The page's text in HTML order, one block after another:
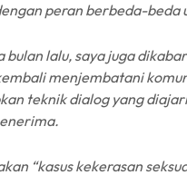
peran berbeda-beda
bulan lalu, saya juga
menjembatani
teknik dialog yang
“kasus kekerasan